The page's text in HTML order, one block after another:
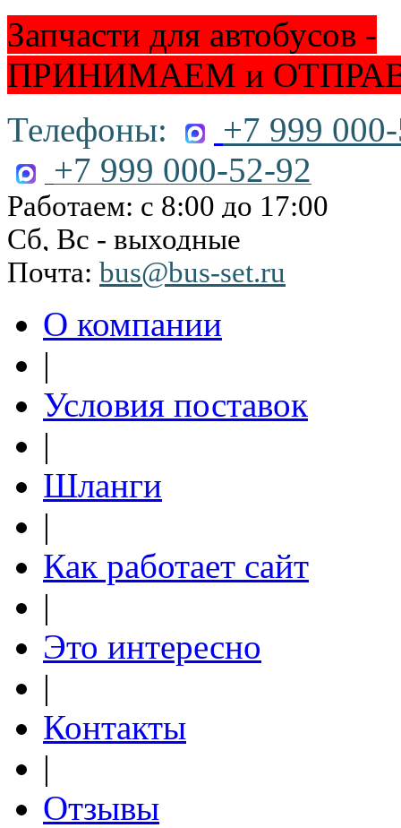
Запчасти для автобусов -
ПРИНИМАЕМ и
Телефоны:
+7 999
+7 999 000-52-92
Работаем: с 8:00 до 17:00
Сб, Вс - выходные
Почта: bus@bus-set.ru
О компании
|
Условия поставок
|
Шланги
|
Как работает сайт
|
Это интересно
|
Контакты
|
Отзывы